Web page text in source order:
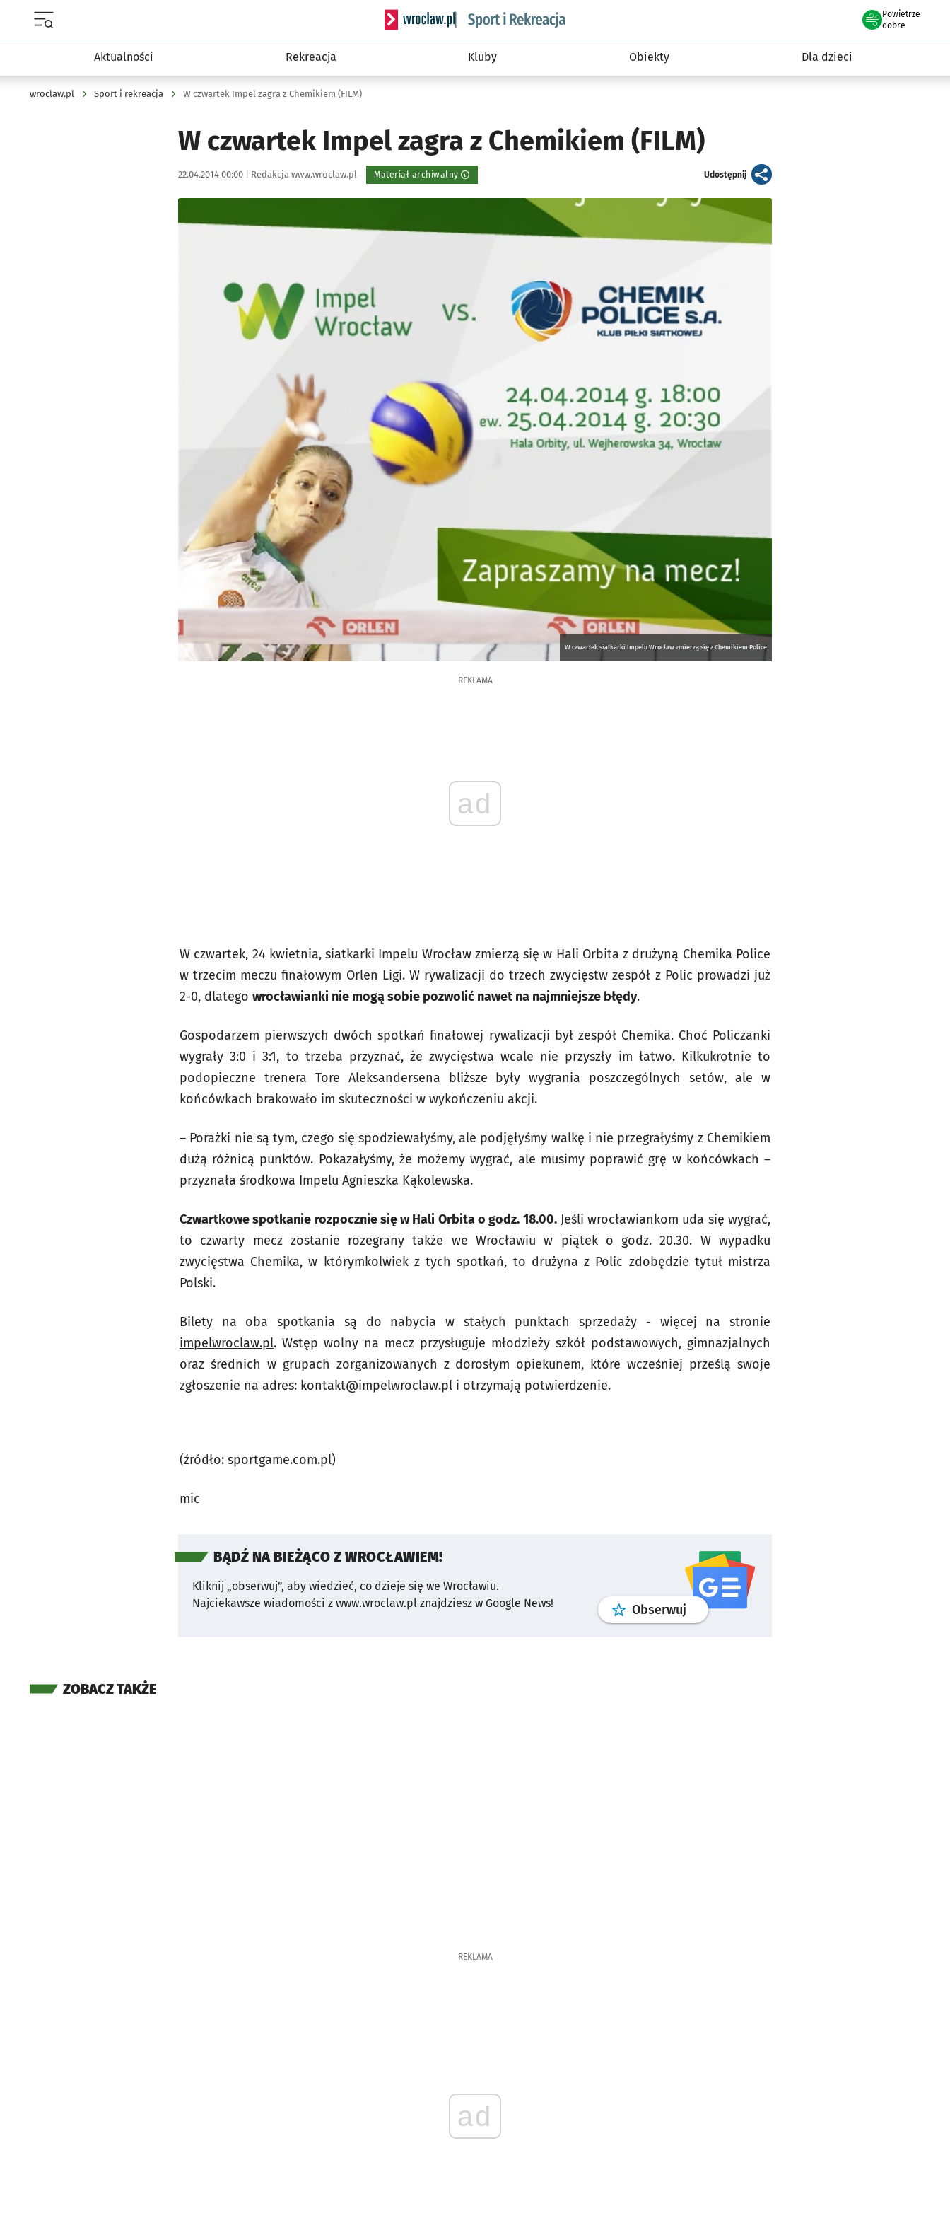
Serwis informacyjny wroclaw.pl podserwis: Sport i rekreacja
Powietrze
we Wrocławiu
dobre
Aktualności Rekreacja Kluby Obiekty Dla dzieci
wroclaw.pl Sport i rekreacja W czwartek Impel zagra z Chemikiem (FILM)
W czwartek Impel zagra z Chemikiem (FILM)
Data publikacji:
22.04.2014 00:00 | Autor:
Redakcja www.wroclaw.pl Materiał archiwalny Udostępnijartykuł
W czwartek siatkarki Impelu Wrocław zmierzą się z Chemikiem Police
REKLAMA
ad
W czwartek, 24 kwietnia, siatkarki Impelu Wrocław zmierzą się w Hali Orbita z drużyną Chemika Police
w trzecim meczu finałowym Orlen Ligi. W rywalizacji do trzech zwycięstw zespół z Polic prowadzi już
2-0, dlatego wrocławianki nie mogą sobie pozwolić nawet na najmniejsze błędy.
Gospodarzem pierwszych dwóch spotkań finałowej rywalizacji był zespół Chemika. Choć Policzanki
wygrały 3:0 i 3:1, to trzeba przyznać, że zwycięstwa wcale nie przyszły im łatwo. Kilkukrotnie to
podopieczne trenera Tore Aleksandersena bliższe były wygrania poszczególnych setów, ale w
końcówkach brakowało im skuteczności w wykończeniu akcji.
– Porażki nie są tym, czego się spodziewałyśmy, ale podjęłyśmy walkę i nie przegrałyśmy z Chemikiem
dużą różnicą punktów. Pokazałyśmy, że możemy wygrać, ale musimy poprawić grę w końcówkach –
przyznała środkowa Impelu Agnieszka Kąkolewska.
Czwartkowe spotkanie rozpocznie się w Hali Orbita o godz. 18.00.Jeśli wrocławiankom uda się wygrać,
to czwarty mecz zostanie rozegrany także we Wrocławiu w piątek o godz. 20.30. W wypadku
zwycięstwa Chemika, w którymkolwiek z tych spotkań, to drużyna z Polic zdobędzie tytuł mistrza
Polski.
Bilety na oba spotkania są do nabycia w stałych punktach sprzedaży - więcej na stronie
impelwroclaw.pl. Wstęp wolny na mecz przysługuje młodzieży szkół podstawowych, gimnazjalnych
oraz średnich w grupach zorganizowanych z dorosłym opiekunem, które wcześniej prześlą swoje
zgłoszenie na adres: kontakt@impelwroclaw.pl i otrzymają potwierdzenie.
(źródło: sportgame.com.pl)
mic
BĄDŹ NA BIEŻĄCO Z WROCŁAWIEM!
Kliknij „obserwuj”, aby wiedzieć, co dzieje się we Wrocławiu.
Najciekawsze wiadomości z www.wroclaw.pl znajdziesz w Google News!
Obserwuj profilgoogle news
ZOBACZ TAKŻE
REKLAMA
ad